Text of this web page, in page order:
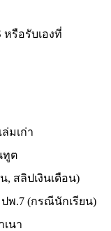
หรือรับเองที่
มเก่า
ทูต
น, สลิปเงินเดือน)
พ.7 (กรณีนักเรียน)
นา